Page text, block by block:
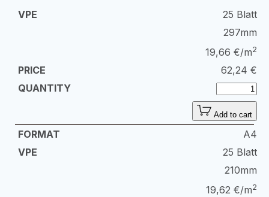
25 Blatt
297mm
19,66 €/m2
62,24 €
Add to cart
A4
25 Blatt
210mm
19,62 €/m2